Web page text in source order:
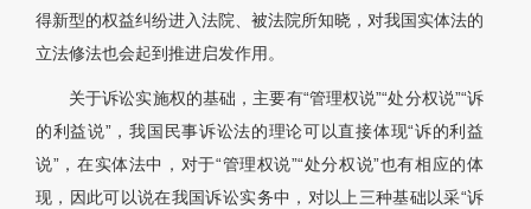
得新型的权益纠纷进入法院、被法院所知晓，对我国实体法的
立法修法也会起到推进启发作用。
关于诉讼实施权的基础，主要有“管理权说”“处分权说”“诉
的利益说”，我国民事诉讼法的理论可以直接体现“诉的利益
说”，在实体法中，对于“管理权说”“处分权说”也有相应的体
现，因此可以说在我国诉讼实务中，对以上三种基础以采“诉